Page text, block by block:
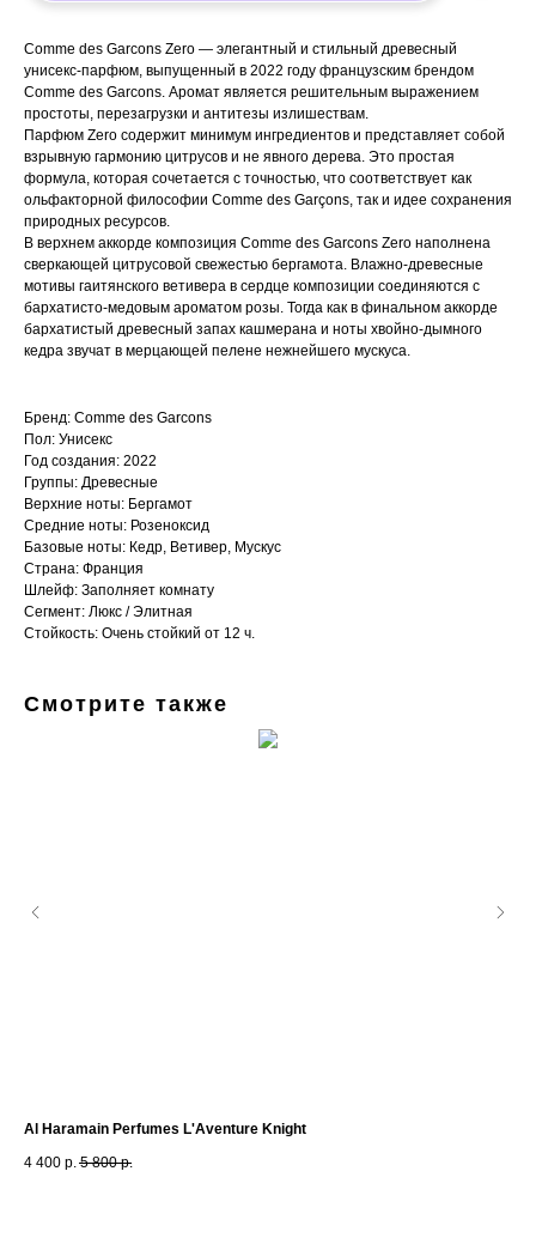
Comme des Garcons Zero — элегантный и стильный древесный
унисекс-парфюм, выпущенный в 2022 году французским брендом
Comme des Garcons. Аромат является решительным выражением
простоты, перезагрузки и антитезы излишествам.
Парфюм Zero содержит минимум ингредиентов и представляет собой
взрывную гармонию цитрусов и не явного дерева. Это простая
формула, которая сочетается с точностью, что соответствует как
ольфакторной философии Comme des Garçons, так и идее сохранения
природных ресурсов.
В верхнем аккорде композиция Comme des Garcons Zero наполнена
сверкающей цитрусовой свежестью бергамота. Влажно-древесные
мотивы гаитянского ветивера в сердце композиции соединяются с
бархатисто-медовым ароматом розы. Тогда как в финальном аккорде
бархатистый древесный запах кашмерана и ноты хвойно-дымного
кедра звучат в мерцающей пелене нежнейшего мускуса.
Бренд: Comme des Garcons
Пол: Унисекс
Год создания: 2022
Группы: Древесные
Верхние ноты: Бергамот
Средние ноты: Розеноксид
Базовые ноты: Кедр, Ветивер, Мускус
Страна: Франция
Шлейф: Заполняет комнату
Сегмент: Люкс / Элитная
Стойкость: Очень стойкий от 12 ч.
Смотрите также
Al Haramain Perfumes L'Aventure Knight
4 400 р. 5 800 р.